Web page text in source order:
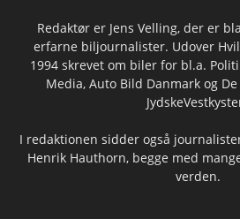
Redaktør er Jens Velling, der er
erfarne biljournalister. Udover
1994 skrevet om biler for bl.a.
Media, Auto Bild Danmark og
I redaktionen sidder også
Henrik Hauthorn, begge med
verden.